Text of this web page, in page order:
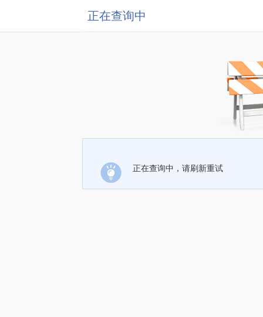
正在查询中
正在查询中，请刷新重试